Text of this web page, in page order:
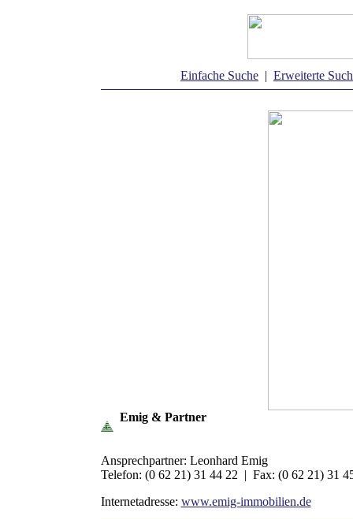
Einfache Suche | Erweiterte
Emig & Partner
Ansprechpartner: Leonhard Emig
Telefon: (0 62 21) 31 44 22 | Fax: (0 62 21) 31
Internetadresse: www.emig-immobilien.de